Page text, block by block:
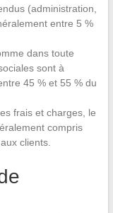
(administration,
entre 5 %
dans toute
sont à
45 % et 55 % du
frais et charges, le
compris
clients.